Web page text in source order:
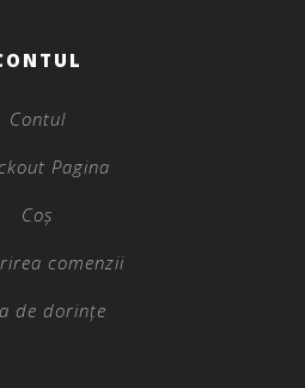
Contul
Pagina
Coș
comenzii
de dorințe